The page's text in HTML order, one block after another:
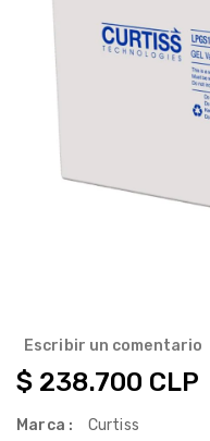
Escribir un comentario
$ 238.700 CLP
Marca :
Curtiss